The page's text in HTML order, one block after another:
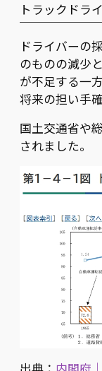
トラックドラ
ドライバーの
のものの減少
が不足する一
将来の担い手
国土交通省や
されました。